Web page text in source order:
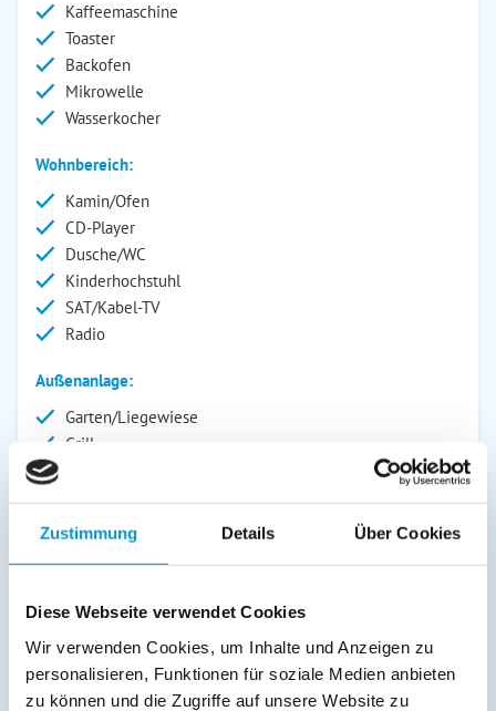
Zustimmung Details Über Cookies
Diese Webseite verwendet Cookies
Wir verwenden Cookies, um Inhalte und Anzeigen zu
personalisieren, Funktionen für soziale Medien anbieten
zu können und die Zugriffe auf unsere Website zu
Kaffeemaschine
Toaster
Backofen
Mikrowelle
Wasserkocher
Wohnbereich:
Kamin/Ofen
CD-Player
Dusche/WC
Kinderhochstuhl
SAT/Kabel-TV
Radio
Außenanlage:
Garten/Liegewiese
Grill
Kinderspielplatz
Abstellraum
Verpflegung: